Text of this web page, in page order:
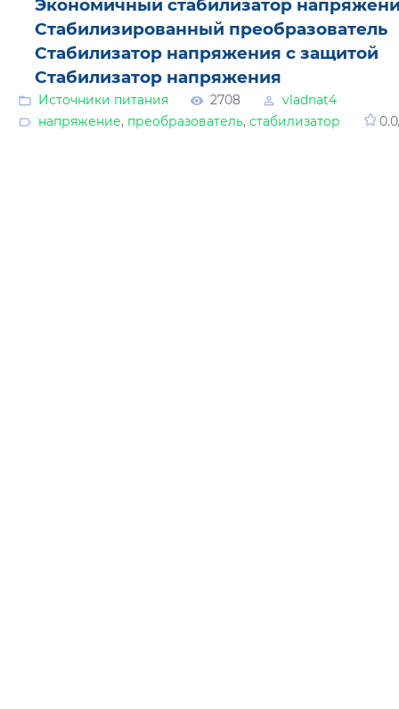
Экономичный стабилизатор
Стабилизированный преобразователь
Стабилизатор напряжения с защитой
Стабилизатор напряжения
Источники питания 2708
vladnat4
напряжение, преобразователь, стабилизатор 0.0